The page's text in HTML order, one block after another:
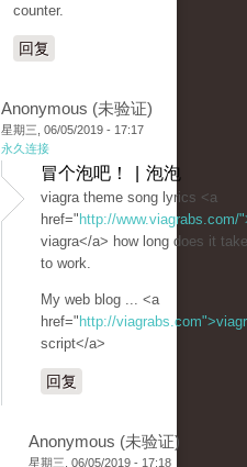
counter.
回复
Anonymous (未验证)
星期三, 06/05/2019 - 17:17
永久连接
冒个泡吧！ | 泡泡
viagra theme song lyrics <a
href=" http://www.viagrabs.com/
viagra</a> how long does it
to work.
My web blog ... <a
href=" http://
script</a>
回复
Anonymous (未验证)
星期三, 06/05/2019 - 17:18